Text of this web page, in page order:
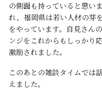
の側面も持っていると思い
れ、福岡県は若い人材の芽
をやっています。自見さん
ンジをこれからもしっかり
激励されました。
このあとの雑談タイムでは
えました。